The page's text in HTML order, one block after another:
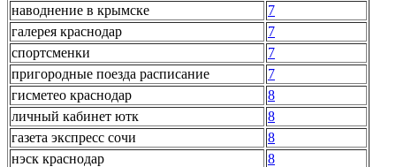
наводнение в крымске
7
галерея краснодар
7
спортсменки
7
пригородные поезда расписание
7
гисметео краснодар
8
личный кабинет ютк
8
газета экспресс сочи
8
нэск краснодар
8